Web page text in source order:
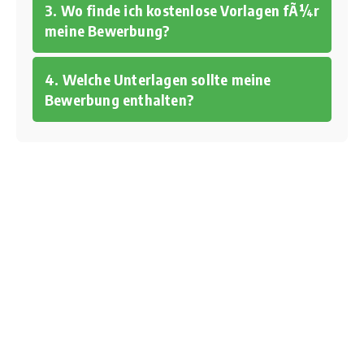
3. Wo finde ich kostenlose Vorlagen fÃ¼r
meine Bewerbung?
4. Welche Unterlagen sollte meine
Bewerbung enthalten?